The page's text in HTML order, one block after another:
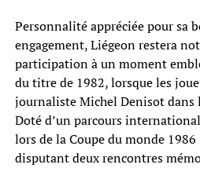
Personnalité appréciée pour sa
engagement, Liégeon restera
participation à un moment
du titre de 1982, lorsque les
journaliste Michel Denisot dans
Doté d’un parcours
lors de la Coupe du monde
disputant deux rencontres